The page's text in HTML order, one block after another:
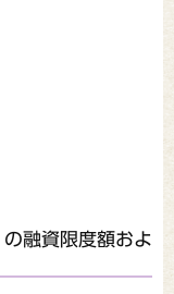
の融資限度額およ